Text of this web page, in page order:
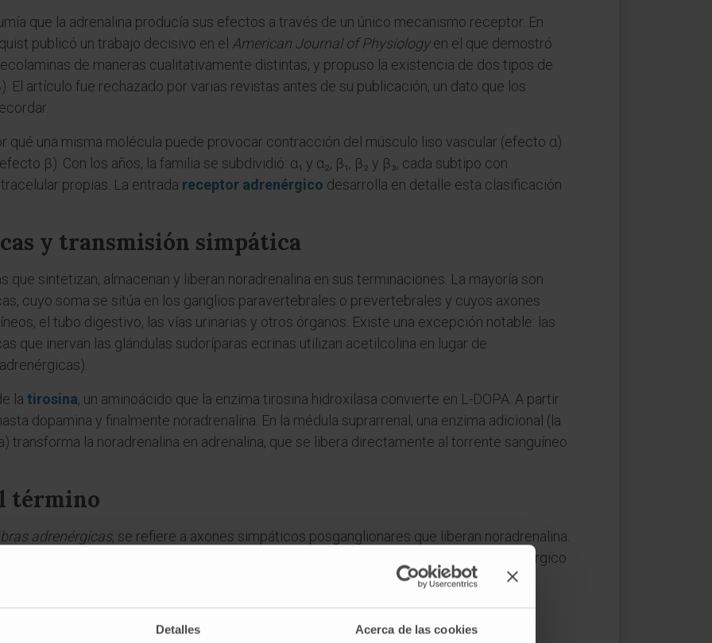
Detalles Acerca de las cookies
que la adrenalina producía sus efectos a través de un único mecanismo receptor. En
publicó un trabajo decisivo en el American Journal of Physiologyen el que demostró
de maneras cualitativamente distintas, y propuso la existencia de dos tipos de
El artículo fue rechazado por varias revistas antes de su publicación, un dato que los
qué una misma molécula puede provocar contracción del músculo liso vascular (efecto α)
β). Con los años, la familia se subdividió: α₁ y α₂, β₁, β₂ y β₃, cada subtipo con
propias. La entrada receptor adrenérgico desarrolla en detalle esta clasificación
y transmisión simpática
que sintetizan, almacenan y liberan noradrenalina en sus terminaciones. La mayoría son
cuyo soma se sitúa en los ganglios paravertebrales o prevertebrales y cuyos axones
el tubo digestivo, las vías urinarias y otros órganos. Existe una excepción notable: las
que inervan las glándulas sudoríparas ecrinas utilizan acetilcolina en lugar de
la tirosina, un aminoácido que la enzima tirosina hidroxilasa convierte en L-DOPA. A partir
dopamina y finalmente noradrenalina. En la médula suprarrenal, una enzima adicional (la
transforma la noradrenalina en adrenalina, que se libera directamente al torrente sanguíneo
término
adrenérgicas, se refiere a axones simpáticos posganglionares que liberan noradrenalina.
el nivel basal de actividad simpática sobre un órgano determinado (el tono adrenérgico
arterial en reposo). Y un
es cualquier señal que active los
o farmacológico.
, que califica lo relativo a la acetilcolina y al sistema nerviosoparasimpático